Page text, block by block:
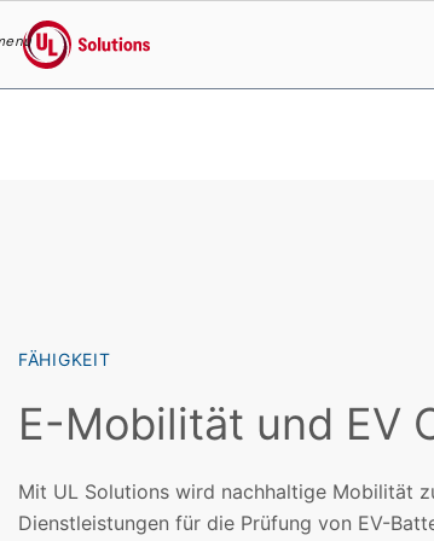
UL Solutions
FÄHIGKEIT
E-Mobilität und EV
Mit UL Solutions wird nachhaltige Mobilität
Dienstleistungen für die Prüfung von EV-